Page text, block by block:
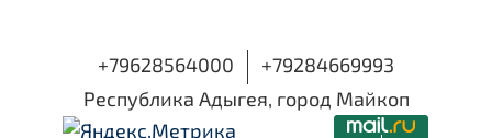
+79628564000
+79284669993
Республика Адыгея, город Майкоп